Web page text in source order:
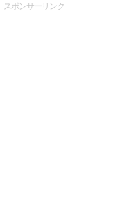
スポンサーリンク